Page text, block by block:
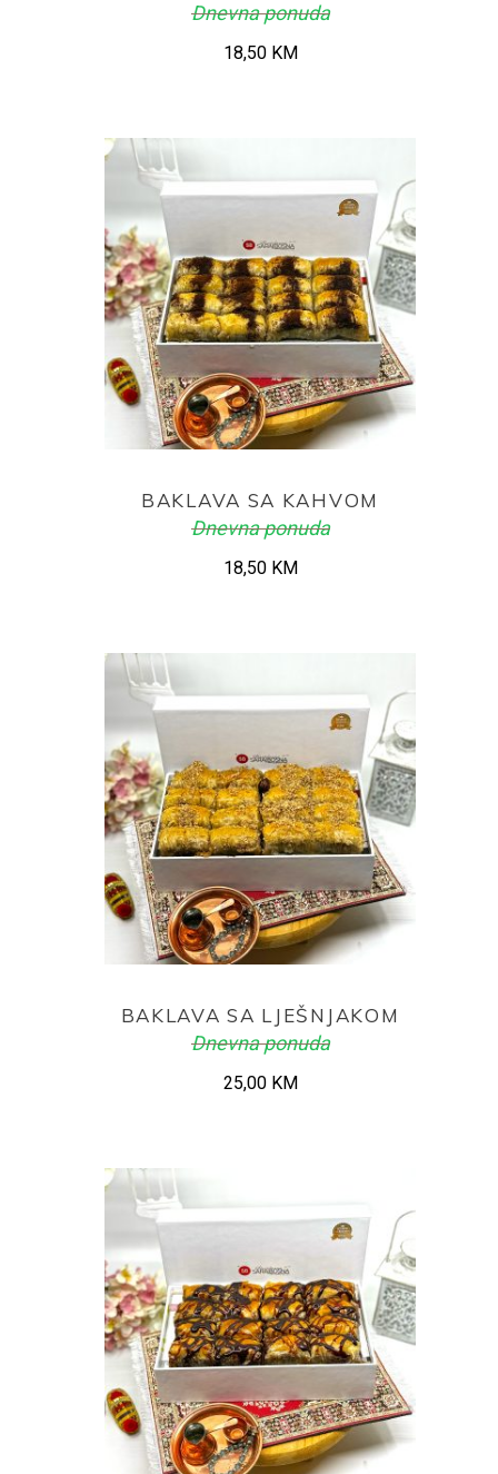
Dnevna ponuda
18,50 KM
BAKLAVA SA KAHVOM
Dnevna ponuda
18,50 KM
BAKLAVA SA LJEŠNJAKOM
Dnevna ponuda
25,00 KM